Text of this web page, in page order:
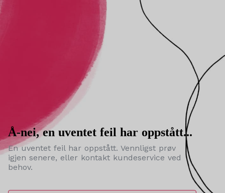
Å-nei, en uventet feil har oppstått...
En uventet feil har oppstått. Vennligst prøv
igjen senere, eller kontakt kundeservice ved
behov.